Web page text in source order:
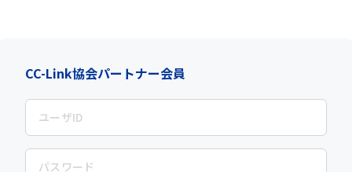
CC-Link協会パートナー会員